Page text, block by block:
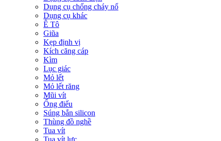
Dụng cụ chống cháy nổ
Dụng cụ khác
Ê Tô
Giũa
Kẹp định vị
Kích căng cáp
Kìm
Lục giác
Mỏ lết
Mỏ lết răng
Mũi vít
Ống điếu
Súng bắn silicon
Thùng đồ nghề
Tua vít
Tua vít lực